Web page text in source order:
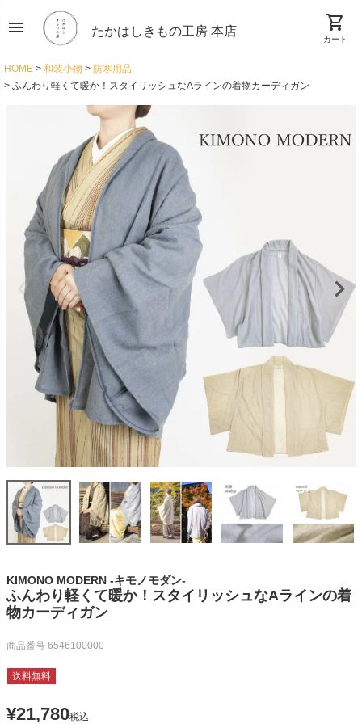
menu たかはしきもの工房 本店 shopping_cart
カート
HOME 和装小物
防寒用品
ふんわり軽くて暖か！スタイリッシュなAラインの着物カーディガン
KIMONO MODERN -キモノモダン-
ふんわり軽くて暖か！スタイリッシュなAラインの着
物カーディガン
商品番号 6546100000
送料無料
¥21,780税込